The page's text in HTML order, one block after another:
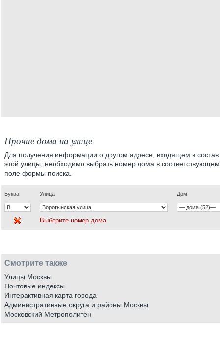
Прочие дома на улице
Для получения информации о другом адресе, входящем в состав
этой улицы, необходимо выбрать номер дома в соответствующем
поле формы поиска.
Буква Улица Дом
Выберите номер дома
Смотрите также
Улицы Москвы
Почтовые индексы
Интерактивная карта города
Административные округа и районы Москвы
Московский Метрополитен